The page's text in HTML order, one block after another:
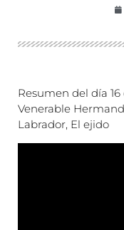
Resumen del día
Venerable
Labrador, El ejido